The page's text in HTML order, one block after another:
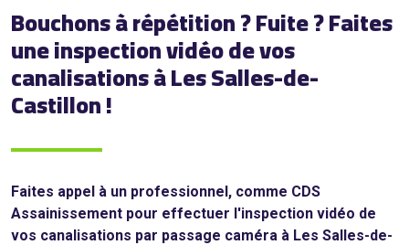
Bouchons à répétition ? Fuite ? Faites
une inspection vidéo de vos
canalisations à Les Salles-de-
Castillon !
Faites appel à un professionnel, comme CDS
Assainissement pour effectuer l'inspection vidéo de
vos canalisations par passage caméra à Les Salles-de-